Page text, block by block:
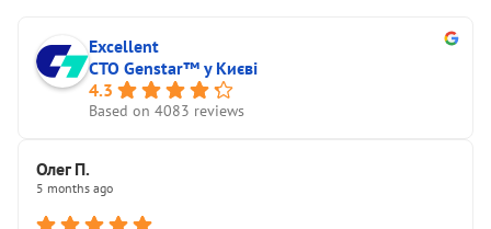
Excellent
СТО Genstar™ у Києві
4.3
Based on 4083 reviews
Олег П.
5 months ago